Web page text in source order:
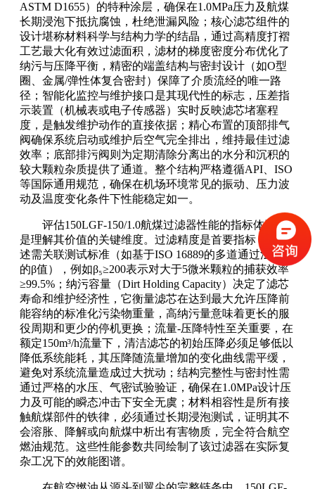
ASTM D1655）的特种涂层，确保在1.0MPa压力及航煤
长期浸泡下抵抗腐蚀，杜绝泄漏风险；核心滤芯组件的
设计堪称材料科学与结构力学的结晶，通过高精度打褶
工艺最大化有效过滤面积，滤材的梯度密度分布优化了
纳污与压降平衡，精密的端盖结构与密封设计（如O型
圈、金属/弹性体复合密封）保障了介质流经的唯一路
径；智能化监控与维护接口是其现代性的标志，压差指
示装置（机械表或电子传感器）实时反映滤芯堵塞程
度，是触发维护动作的直接依据；精心布置的顶部排气
阀确保系统启动或维护后空气完全排出，维持最佳过滤
效率；底部排污阀则为定期清除分离出的水分和沉积的
较大颗粒杂质提供了通道。整个结构严格遵循API、ISO
等国际通用规范，确保在机场环境常见的振动、压力波
动及温度变化条件下性能稳定如一。
评估150LGF-150/1.0航煤过滤器性能的指标体系，
是理解其价值的关键维度。过滤精度是首要指标，其表
述需关联测试标准（如基于ISO 16889的多道通过法测试
的β值），例如β₅≥200表示对大于5微米颗粒的捕获效率
≥99.5%；纳污容量（Dirt Holding Capacity）决定了滤芯
寿命和维护经济性，它衡量滤芯在达到最大允许压降前
能容纳的标准化污染物重量，高纳污量意味着更长的服
役周期和更少的停机更换；流量-压降特性至关重要，在
额定150m³/h流量下，清洁滤芯的初始压降必须足够低以
降低系统能耗，其压降随流量增加的变化曲线需平缓，
避免对系统流量造成过大扰动；结构完整性与密封性需
通过严格的水压、气密试验验证，确保在1.0MPa设计压
力及可能的瞬态冲击下安全无虞；材料相容性是所有接
触航煤部件的铁律，必须通过长期浸泡测试，证明其不
会溶胀、降解或向航煤中析出有害物质，完全符合航空
燃油规范。这些性能参数共同绘制了该过滤器在实际复
杂工况下的效能图谱。